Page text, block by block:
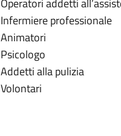
Operatori addetti
Infermiere professionale
Animatori
Psicologo
Addetti alla pulizia
Volontari